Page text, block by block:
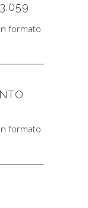
formato
formato